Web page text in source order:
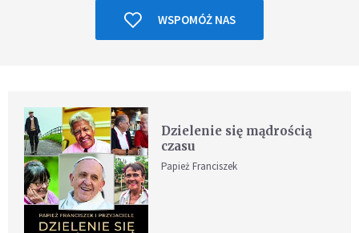
WSPOMÓŻ NAS
Dzielenie się mądrością
czasu
Papież Franciszek